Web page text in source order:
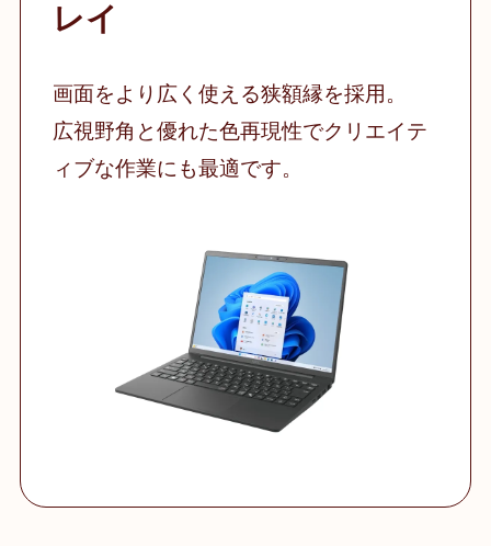
レイ
画面をより広く使える狭額縁を採用。
広視野角と優れた色再現性でクリエイテ
ィブな作業にも最適です。